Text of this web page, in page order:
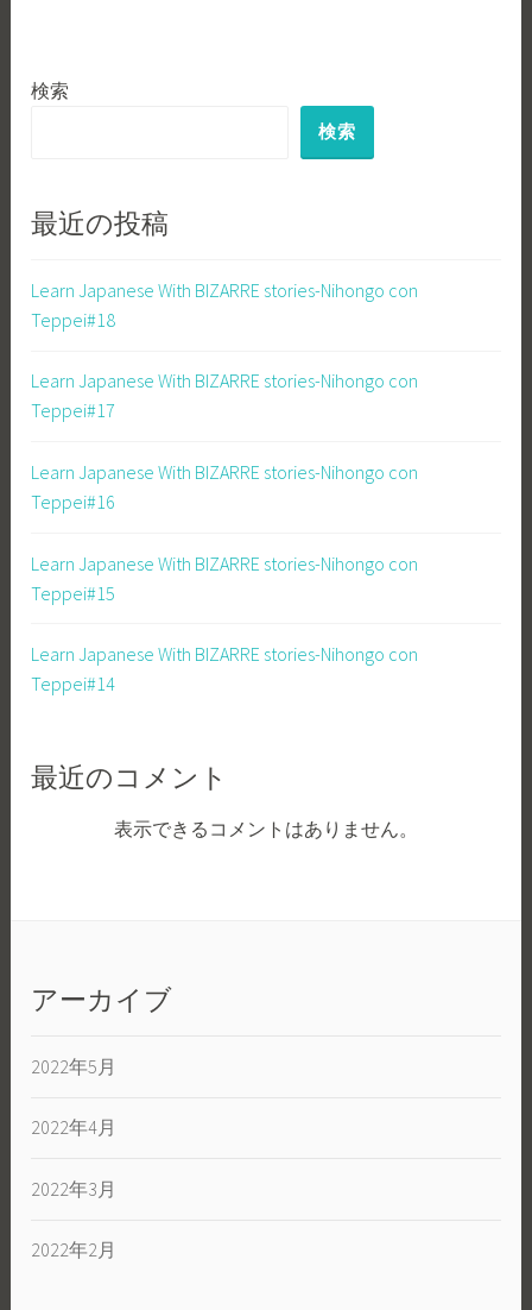
検索
検索
最近の投稿
Learn Japanese With BIZARRE stories-Nihongo con
Teppei#18
Learn Japanese With BIZARRE stories-Nihongo con
Teppei#17
Learn Japanese With BIZARRE stories-Nihongo con
Teppei#16
Learn Japanese With BIZARRE stories-Nihongo con
Teppei#15
Learn Japanese With BIZARRE stories-Nihongo con
Teppei#14
最近のコメント
表示できるコメントはありません。
アーカイブ
2022年5月
2022年4月
2022年3月
2022年2月